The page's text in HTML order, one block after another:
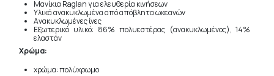
Μανίκια Raglan για ελευθερία κινήσεων
Υλικά ανακυκλωμένα από απόβλητα ωκεανών
Ανακυκλωμένες ίνες
Εξωτερικό υλικό: 86% πολυεστέρας (ανακυκλωμένος), 14%
ελαστάν
Χρώμα:
χρώμα: πολύχρωμο